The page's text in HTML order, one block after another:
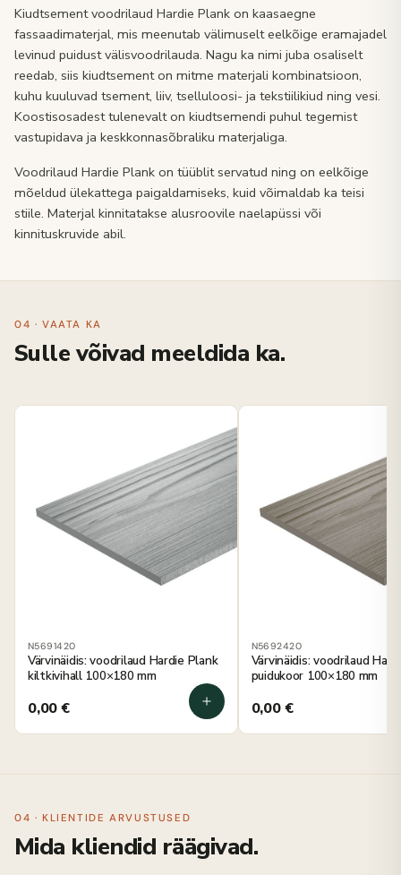
Kiudtsement voodrilaud Hardie Plank on kaasaegne
fassaadimaterjal, mis meenutab välimuselt eelkõige eramajadel
levinud puidust välisvoodrilauda. Nagu ka nimi juba osaliselt
reedab, siis kiudtsement on mitme materjali kombinatsioon,
kuhu kuuluvad tsement, liiv, tselluloosi- ja tekstiilikiud ning vesi.
Koostisosadest tulenevalt on kiudtsemendi puhul tegemist
vastupidava ja keskkonnasõbraliku materjaliga.
Voodrilaud Hardie Plank on tüüblit servatud ning on eelkõige
mõeldud ülekattega paigaldamiseks, kuid võimaldab ka teisi
stiile. Materjal kinnitatakse alusroovile naelapüssi või
kinnituskruvide abil.
04 · VAATA KA
Sulle võivad meeldida ka.
N5691420
Värvinäidis: voodrilaud Hardie Plank
kiltkivihall 100×180 mm
0,00€
N5692420
Värvinäidis: voodrilaud
puidukoor 100×180 mm
0,00€
04 · KLIENTIDE ARVUSTUSED
Mida kliendid räägivad.